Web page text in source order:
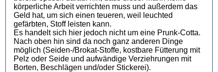
körperliche Arbeit verrichten muss und außerdem das
Geld hat, um sich einen teueren, weil leuchted
gefärbten, Stoff leisten kann.
Es handelt sich hier jedoch nicht um eine Prunk-Cotta.
Nach oben hin sind da noch ganz anderen Dinge
möglich (Seiden-/Brokat-Stoffe, kostbare Fütterung mit
Pelz oder Seide und aufwändige Verziehrungen mit
Borten, Beschlägen und/oder Stickerei).